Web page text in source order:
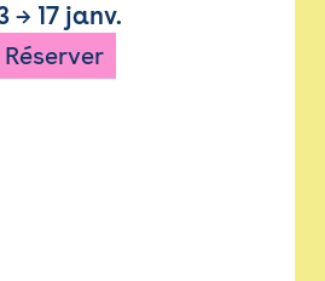
→ 17 janv.
Réserver